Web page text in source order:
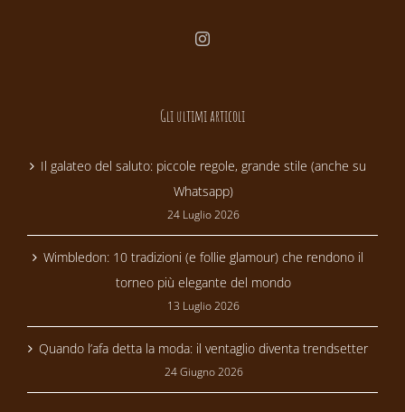
Gli ultimi articoli
Il galateo del saluto: piccole regole, grande stile (anche su
Whatsapp)
24 Luglio 2026
Wimbledon: 10 tradizioni (e follie glamour) che rendono il
torneo più elegante del mondo
13 Luglio 2026
Quando l’afa detta la moda: il ventaglio diventa trendsetter
24 Giugno 2026